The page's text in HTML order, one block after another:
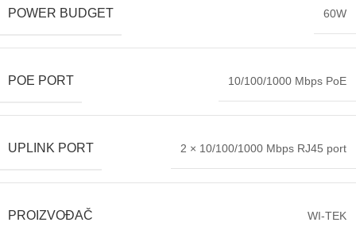
POWER BUDGET 60W
POE PORT 10/100/1000 Mbps PoE
UPLINK PORT 2 × 10/100/1000 Mbps RJ45 port
PROIZVOĐAČ WI-TEK